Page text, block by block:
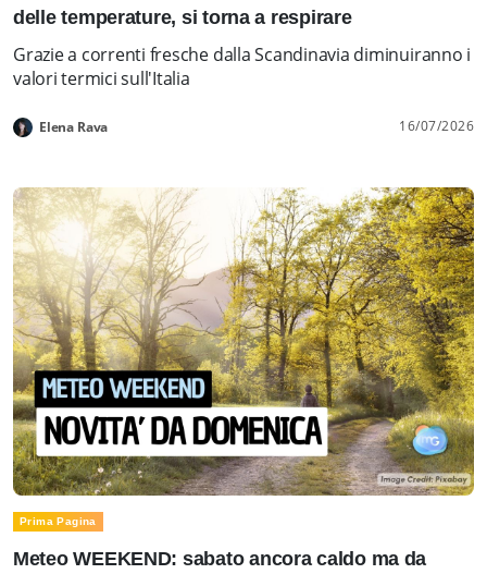
delle temperature, si torna a respirare
Grazie a correnti fresche dalla Scandinavia diminuiranno i
valori termici sull'Italia
Elena Rava 16/07/2026
Prima Pagina
Meteo WEEKEND: sabato ancora caldo ma da